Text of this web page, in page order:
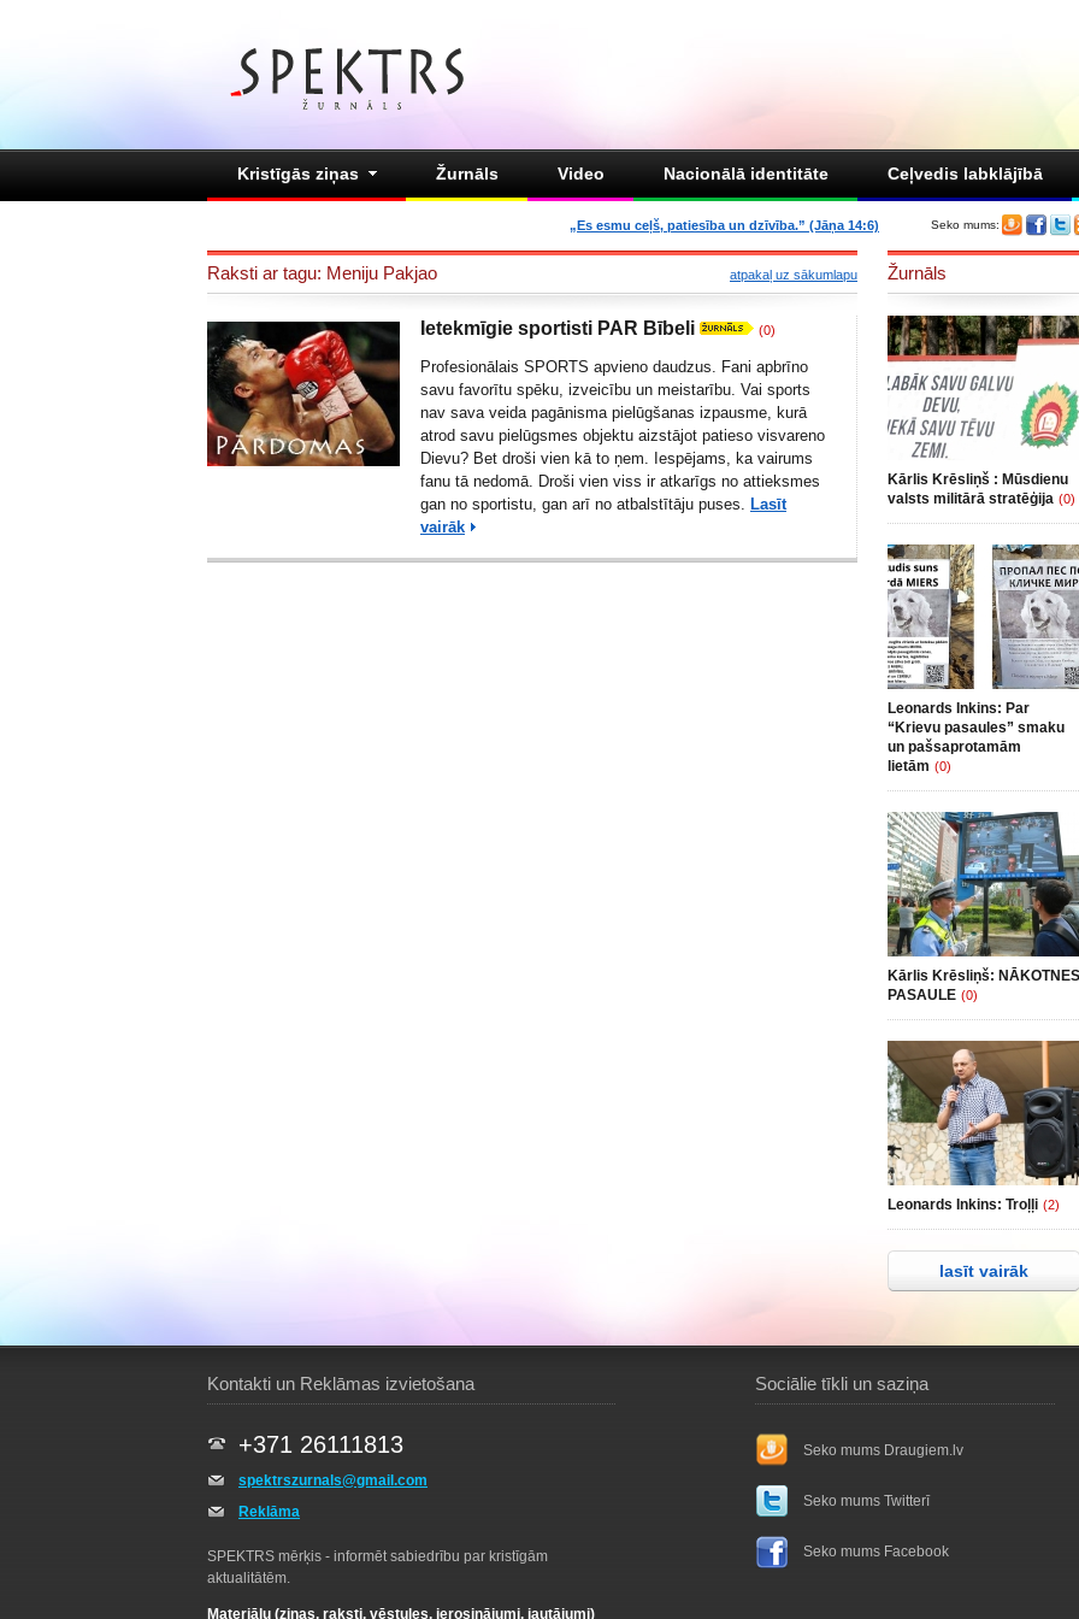
Kristīgās ziņas Žurnāls Video Nacionālā identitāte Ceļvedis labklājībā
Seko mums:
„Es esmu ceļš, patiesība un dzīvība.” (Jāņa 14:6)
Raksti ar tagu: Meniju Pakjao atpakaļ uz sākumlapu
Ietekmīgie sportisti PAR Bībeli (0)
Profesionālais SPORTS apvieno daudzus. Fani apbrīno
savu favorītu spēku, izveicību un meistarību. Vai sports
nav sava veida pagānisma pielūgšanas izpausme, kurā
atrod savu pielūgsmes objektu aizstājot patieso visvareno
Dievu? Bet droši vien kā to ņem. Iespējams, ka vairums
fanu tā nedomā. Droši vien viss ir atkarīgs no attieksmes
gan no sportistu, gan arī no atbalstītāju puses. Lasīt
vairāk
Žurnāls
Kārlis Krēsliņš : Mūsdienu
valsts militārā stratēģija (0)
Leonards Inkins: Par
“Krievu pasaules” smaku
un pašsaprotamām
lietām (0)
Kārlis Krēsliņš: NĀKOTNES
PASAULE (0)
Leonards Inkins: Troļļi (2)
lasīt vairāk
Kontakti un Reklāmas izvietošana
+371 26111813
spektrszurnals@gmail.com
Reklāma
SPEKTRS mērķis - informēt sabiedrību par kristīgām
aktualitātēm.
Materiālu (ziņas, raksti, vēstules, ierosinājumi, jautājumi)
Sociālie tīkli un saziņa
Seko mums Draugiem.lv
Seko mums Twitterī
Seko mums Facebook